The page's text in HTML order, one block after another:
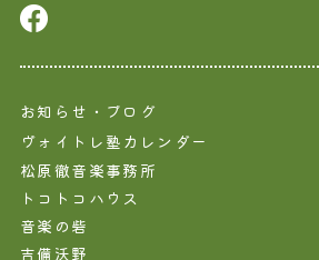
お知らせ・ブログ
ヴォイトレ塾カレンダー
松原徹音楽事務所
トコトコハウス
音楽の砦
吉備沃野